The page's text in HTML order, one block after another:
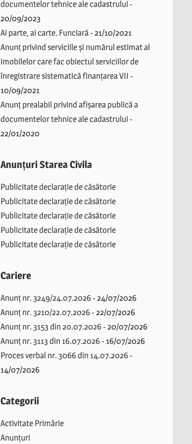
documentelor tehnice ale cadastrului-
20/09/2023
Ai parte, ai carte. Funciară- 21/10/2021
Anunț privind serviciile și numărul estimat al
imobilelor care fac obiectul serviciilor de
înregistrare sistematică finanțarea VII -
10/09/2021
Anunț prealabil privind afișarea publică a
documentelor tehnice ale cadastrului-
22/01/2020
Anunțuri Starea Civila
Publicitate declarație de căsătorie
Publicitate declarație de căsătorie
Publicitate declarație de căsătorie
Publicitate declarație de căsătorie
Publicitate declarație de căsătorie
Cariere
Anunț nr. 3249/24.07.2026- 24/07/2026
Anunț nr. 3210/22.07.2026- 22/07/2026
Anunț nr. 3153 din 20.07.2026- 20/07/2026
Anunț nr. 3113 din 16.07.2026- 16/07/2026
Proces verbal nr. 3066 din 14.07.2026-
14/07/2026
Categorii
Activitate Primărie
Anunțuri